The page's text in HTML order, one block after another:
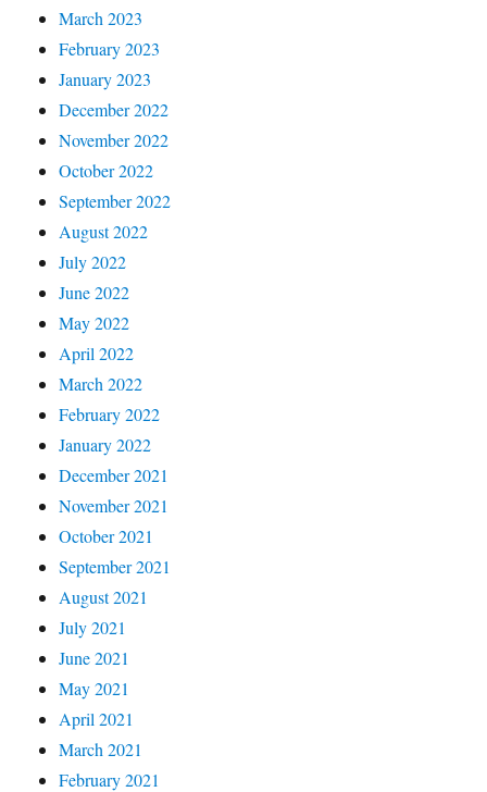
March 2023
February 2023
January 2023
December 2022
November 2022
October 2022
September 2022
August 2022
July 2022
June 2022
May 2022
April 2022
March 2022
February 2022
January 2022
December 2021
November 2021
October 2021
September 2021
August 2021
July 2021
June 2021
May 2021
April 2021
March 2021
February 2021